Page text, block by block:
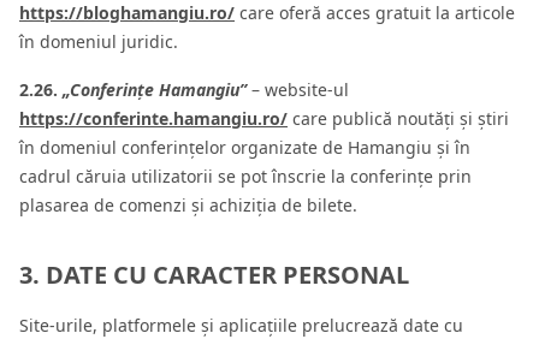
https://bloghamangiu.ro/ care oferă acces gratuit la articole
în domeniul juridic.
2.26. „Conferințe Hamangiu”– website-ul
https://conferinte.hamangiu.ro/ care publică noutăți și știri
în domeniul conferințelor organizate de Hamangiu și în
cadrul căruia utilizatorii se pot înscrie la conferințe prin
plasarea de comenzi și achiziția de bilete.
3. DATE CU CARACTER PERSONAL
Site-urile, platformele și aplicațiile prelucrează date cu